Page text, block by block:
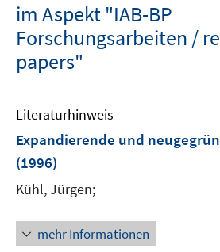
im Aspekt "IAB-BP
Forschungsarbeiten /
papers"
Literaturhinweis
Expandierende und
(1996)
Kühl, Jürgen;
mehr Informationen